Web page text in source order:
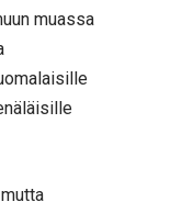
muassa